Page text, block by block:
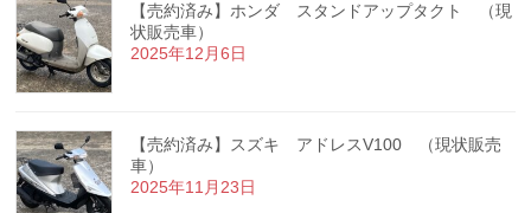
【売約済み】ホンダ スタンドアップタクト （現
状販売車）
2025年12月6日
【売約済み】スズキ アドレスV100 （現状販売
車）
2025年11月23日